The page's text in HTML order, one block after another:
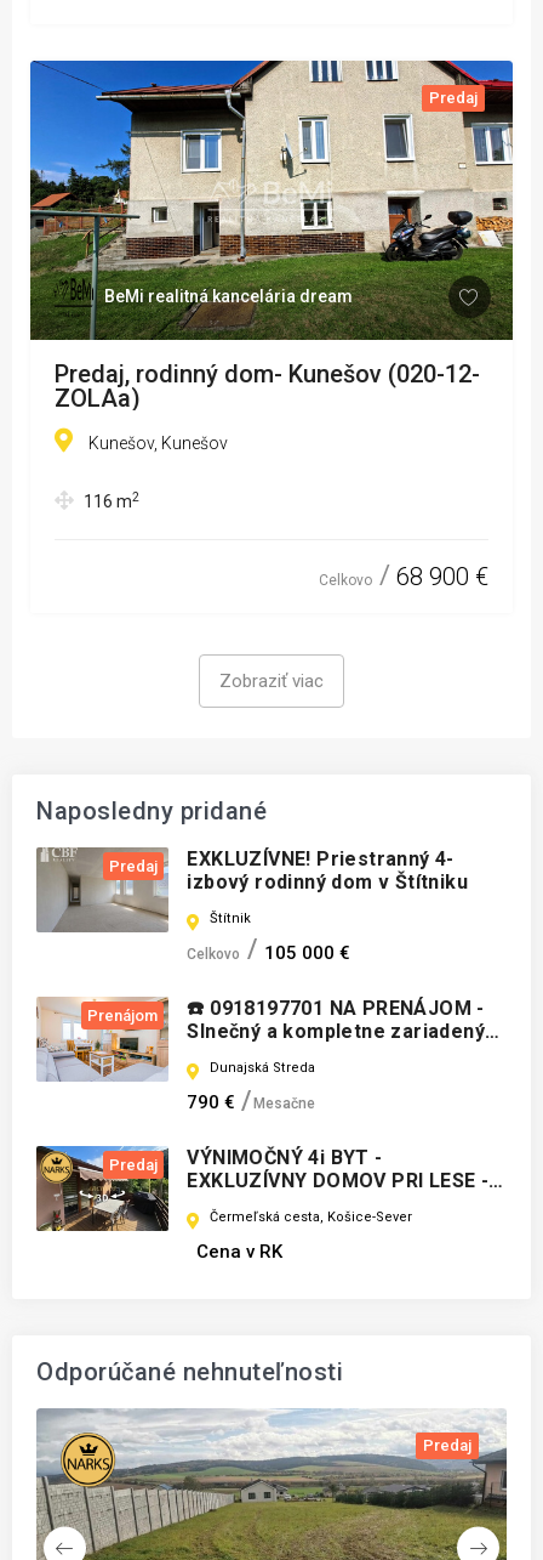
Predaj
BeMi realitná kancelária dream
Predaj, rodinný dom- Kunešov (020-12-
ZOLAa)
Kunešov, Kunešov
116 m2
Celkovo 68 900 €
Zobraziť viac
Naposledny pridané
Predaj
EXKLUZÍVNE! Priestranný 4-
izbový rodinný dom v Štítniku
Štítnik
Celkovo 105 000 €
Prenájom
☎️ 0918197701 NA PRENÁJOM -
Slnečný a kompletne zariadený
Dunajská Streda
790 € Mesačne
Predaj
VÝNIMOČNÝ 4i BYT -
EXKLUZÍVNY DOMOV PRI LESE -
ČERMEĽ
Čermeľská cesta, Košice-Sever
Cena v RK
Odporúčané nehnuteľnosti
Predaj